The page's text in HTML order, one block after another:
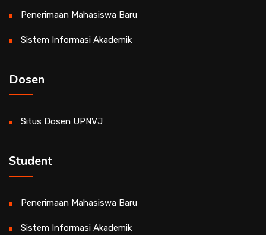
Penerimaan Mahasiswa Baru
Sistem Informasi Akademik
Dosen
Situs Dosen UPNVJ
Student
Penerimaan Mahasiswa Baru
Sistem Informasi Akademik